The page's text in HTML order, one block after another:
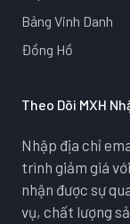
Bảng Vinh Danh
Đồng Hồ
Theo Dõi MXH
Nhập địa chỉ
trình giảm giá
nhận được sự
vụ, chất lượng